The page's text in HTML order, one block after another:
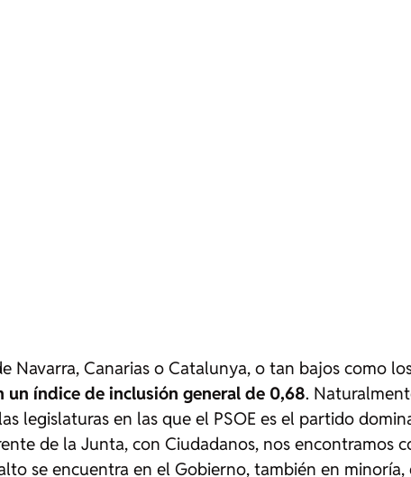
Canarias o Catalunya, o tan bajos como
un índice de inclusión general de 0,68.
legislaturas en las que el PSOE es el partido
de la Junta, con Ciudadanos, nos encontramos
se encuentra en el Gobierno, también en